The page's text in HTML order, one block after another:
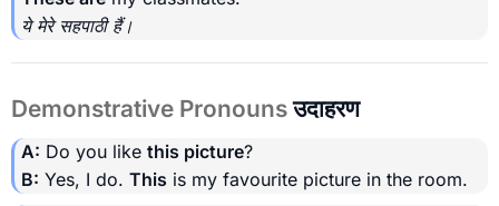
ये मेरे सहपाठी हैं।
Demonstrative Pronounsउदाहरण
A: Do you like this picture?
B: Yes, I do. This is my favourite picture in the room.